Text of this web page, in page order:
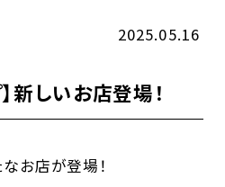
2025.05.16
新しいお店登場！
お店が登場！